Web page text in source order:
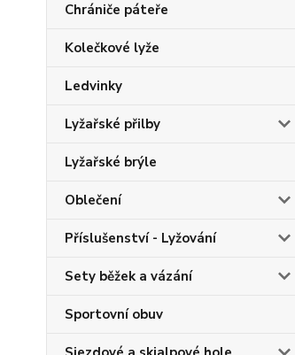
Chrániče páteře
Kolečkové lyže
Ledvinky
Lyžařské přilby
Lyžařské brýle
Oblečení
Příslušenství - Lyžování
Sety běžek a vázání
Sportovní obuv